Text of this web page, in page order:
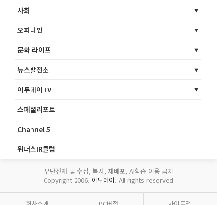
사회
오피니언
문화·라이프
뉴스발전소
이투데이TV
스페셜리포트
Channel 5
위너스IR클럽
무단전재 및 수집, 복사, 재배포, AI학습 이용 금지
Copyright 2006. 이투데이. All rights reserved